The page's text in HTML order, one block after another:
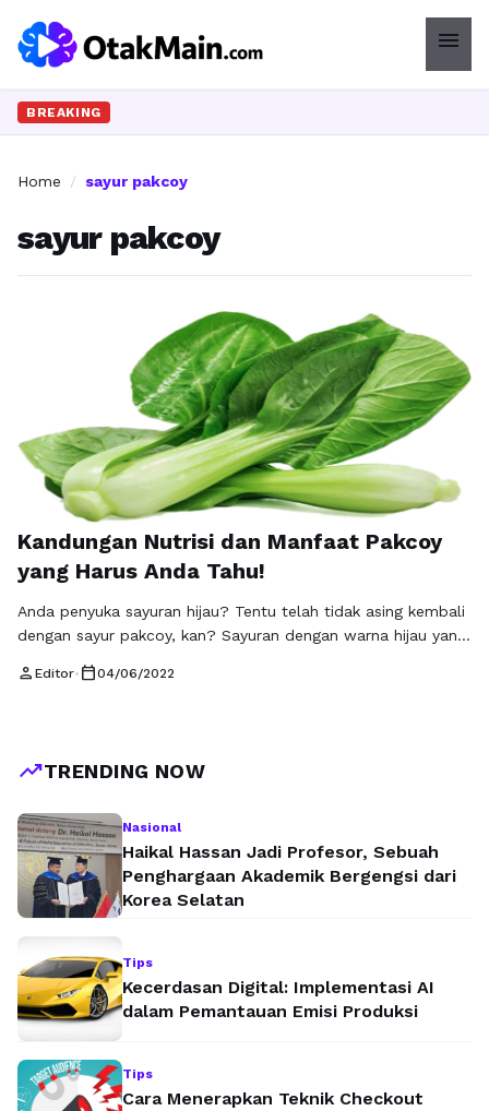
menu
BREAKING
Home / sayur pakcoy
sayur pakcoy
Kandungan Nutrisi dan Manfaat Pakcoy
yang Harus Anda Tahu!
Anda penyuka sayuran hijau? Tentu telah tidak asing kembali
dengan sayur pakcoy, kan? Sayuran dengan warna hijau yang
dengan gampang dijumpai di pasar konvensional maupun
person Editor• calendar_today04/06/2022
trending_upTRENDING NOW
Nasional
Haikal Hassan Jadi Profesor, Sebuah
Penghargaan Akademik Bergengsi dari
Korea Selatan
Tips
Kecerdasan Digital: Implementasi AI
dalam Pemantauan Emisi Produksi
Tips
Cara Menerapkan Teknik Checkout